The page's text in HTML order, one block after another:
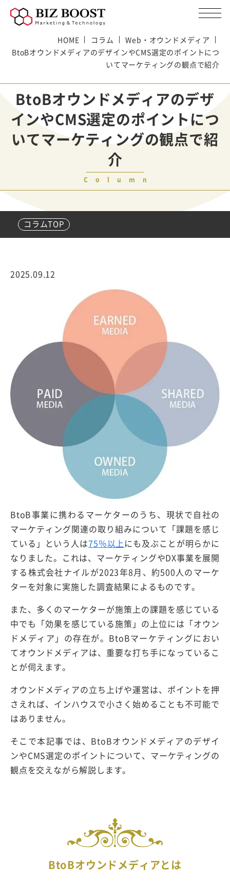
HOME コラム
Web・オウンドメディア
BtoBオウンドメディアのデザインやCMS選定のポイントにつ
いてマーケティングの観点で紹介
BtoBオウンドメディアのデザ
インやCMS選定のポイントにつ
いてマーケティングの観点で紹
介
Column
コラムTOP
2025.09.12
BtoB事業に携わるマーケターのうち、現状で自社の
マーケティング関連の取り組みについて「課題を感じ
ている」という人は75％以上にも及ぶことが明らかに
なりました。これは、マーケティングやDX事業を展開
する株式会社ナイルが2023年8月、約500人のマーケ
ターを対象に実施した調査結果によるものです。
また、多くのマーケターが施策上の課題を感じている
中でも「効果を感じている施策」の上位には「オウン
ドメディア」の存在が。BtoBマーケティングにおい
てオウンドメディアは、重要な打ち手になっているこ
とが伺えます。
オウンドメディアの立ち上げや運営は、ポイントを押
さえれば、インハウスで小さく始めることも不可能で
はありません。
そこで本記事では、BtoBオウンドメディアのデザイ
ンやCMS選定のポイントについて、マーケティングの
観点を交えながら解説します。
BtoBオウンドメディアとは